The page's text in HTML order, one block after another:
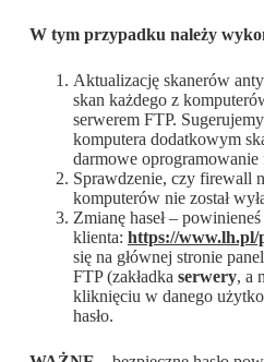
W tym przypadku należy
Aktualizację skanerów
skan każdego z
serwerem FTP.
komputera dodatkowym
darmowe
Sprawdzenie, czy firewall
komputerów nie został
Zmianę haseł –
klienta: https://www.lh.pl/
się na głównej stronie
FTP (zakładka serwery, a
kliknięciu w danego
hasło.